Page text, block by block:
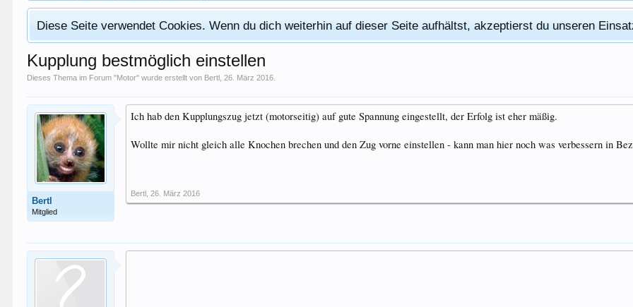
Diese Seite verwendet Cookies. Wenn du dich weiterhin auf dieser Seite aufhältst, akzeptierst du unseren
Kupplung bestmöglich einstellen
Dieses Thema im Forum "Motor" wurde erstellt von Bertl ,26. März 2016
Bertl
Mitglied
Ich hab den Kupplungszug jetzt (motorseitig) auf gute Spannung eingestellt, der Erfolg ist eher mäßig.
Wollte mir nicht gleich alle Knochen brechen und den Zug vorne einstellen - kann man hier noch was verbessern in
Bertl 26. März 2016